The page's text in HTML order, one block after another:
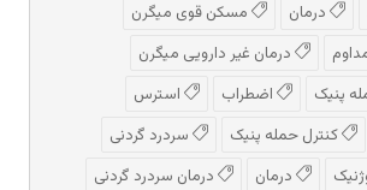
درمان
مسکن قوی میگرن
درمان غیر دارویی میگرن
پنیک اضطراب
استرس
کنترل حمله پنیک
سردرد گردنی
درمان
درمان سردرد گردنی